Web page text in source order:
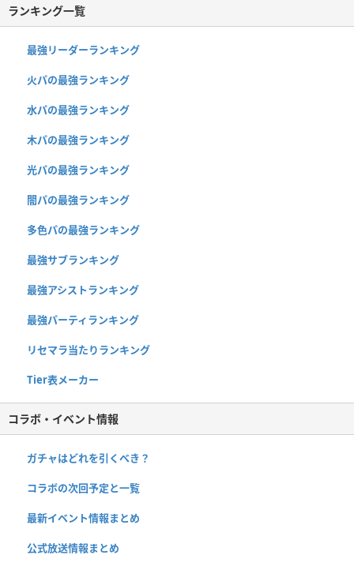
ランキング一覧
最強リーダーランキング
火パの最強ランキング
水パの最強ランキング
木パの最強ランキング
光パの最強ランキング
闇パの最強ランキング
多色パの最強ランキング
最強サブランキング
最強アシストランキング
最強パーティランキング
リセマラ当たりランキング
Tier表メーカー
コラボ・イベント情報
ガチャはどれを引くべき？
コラボの次回予定と一覧
最新イベント情報まとめ
公式放送情報まとめ